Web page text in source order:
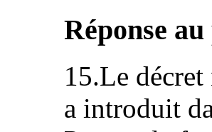
Réponse
15.Le
a introduit